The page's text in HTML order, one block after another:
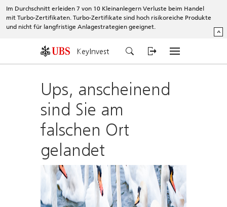
Im Durchschnitt erleiden 7 von 10 Kleinanlegern Verluste beim Handel
mit Turbo-Zertifikaten. Turbo-Zertifikate sind hoch risikoreiche Produkte
und nicht für langfristige Anlagestrategien geeignet.
^
KeyInvest
Ups, anscheinend
sind Sie am
falschen Ort
gelandet